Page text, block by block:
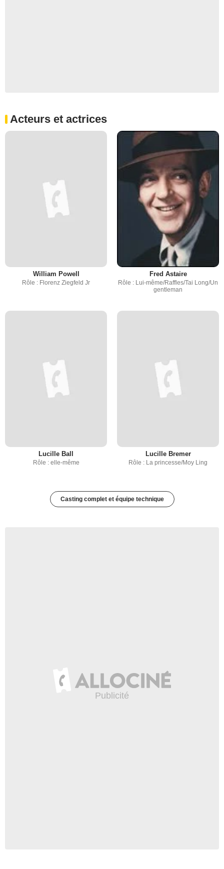
Acteurs et actrices
William Powell
Rôle : Florenz Ziegfeld Jr
Fred Astaire
Rôle : Lui-même/Raffles/Tai Long/Un
gentleman
Lucille Ball
Rôle : elle-même
Lucille Bremer
Rôle : La princesse/Moy Ling
Casting complet et équipe technique